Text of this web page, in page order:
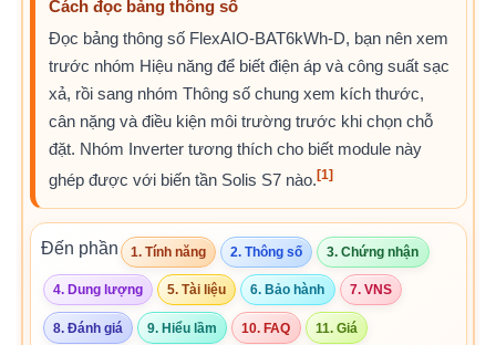
Cách đọc bảng thông số
Đọc bảng thông số FlexAIO-BAT6kWh-D, bạn nên xem
trước nhóm Hiệu năng để biết điện áp và công suất sạc
xả, rồi sang nhóm Thông số chung xem kích thước,
cân nặng và điều kiện môi trường trước khi chọn chỗ
đặt. Nhóm Inverter tương thích cho biết module này
ghép được với biến tần Solis S7 nào.[1]
Đến phần 1. Tính năng 2. Thông số 3. Chứng nhận
4. Dung lượng 5. Tài liệu 6. Bảo hành 7. VNS
8. Đánh giá 9. Hiểu lầm 10. FAQ 11. Giá